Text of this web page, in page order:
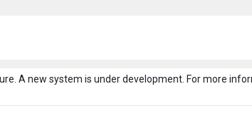
A new system is under development. For more